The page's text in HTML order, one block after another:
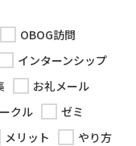
OBOG訪問
インターンシップ
お礼メール
クル
ゼミ
メリット
やり方